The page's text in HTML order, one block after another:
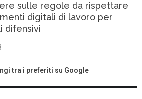
sulle regole da rispettare
digitali di lavoro per
difensivi
tra i preferiti su Google